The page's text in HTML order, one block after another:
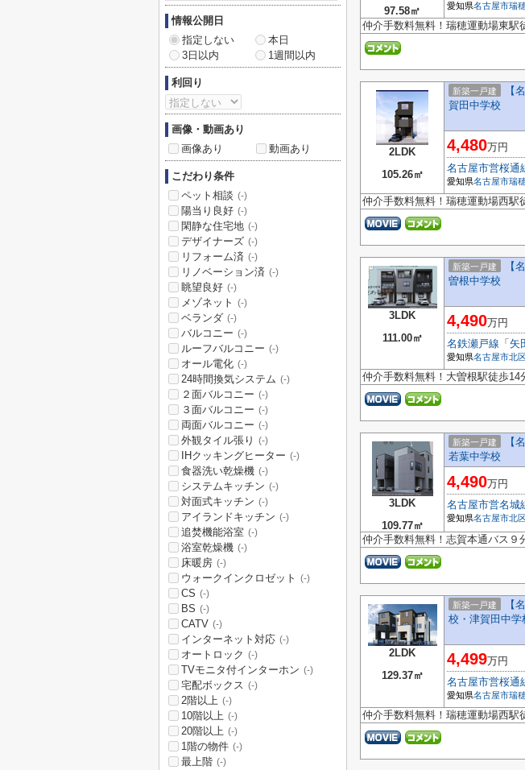
97.58㎡
愛知県名古屋市瑞
仲介手数料無料！瑞穂運動場東駅
2LDK
105.26㎡
新築一戸建
【
賀田中学校
4,480万円
名古屋市営桜通
愛知県名古屋市瑞
仲介手数料無料！瑞穂運動場西駅
3LDK
111.00㎡
新築一戸建
【
曽根中学校
4,490万円
名鉄瀬戸線 「 矢
愛知県名古屋市北
仲介手数料無料！大曽根駅徒歩
3LDK
109.77㎡
新築一戸建
【
若葉中学校
4,490万円
名古屋市営名城
愛知県名古屋市北
仲介手数料無料！志賀本通バス９
2LDK
129.37㎡
新築一戸建
【
校・津賀田中学
4,499万円
名古屋市営桜通
愛知県名古屋市瑞
仲介手数料無料！瑞穂運動場西駅
情報公開日
指定しない
本日
3日以内
1週間以内
利回り
画像・動画あり
画像あり
動画あり
こだわり条件
ペット相談 (-)
陽当り良好 (-)
閑静な住宅地 (-)
デザイナーズ (-)
リフォーム済 (-)
リノベーション済 (-)
眺望良好 (-)
メゾネット (-)
ベランダ (-)
バルコニー (-)
ルーフバルコニー (-)
オール電化 (-)
24時間換気システム (-)
２面バルコニー (-)
３面バルコニー (-)
両面バルコニー (-)
外観タイル張り (-)
IHクッキングヒーター (-)
食器洗い乾燥機 (-)
システムキッチン (-)
対面式キッチン (-)
アイランドキッチン (-)
追焚機能浴室 (-)
浴室乾燥機 (-)
床暖房 (-)
ウォークインクロゼット (-)
CS (-)
BS (-)
CATV (-)
インターネット対応 (-)
オートロック (-)
TVモニタ付インターホン (-)
宅配ボックス (-)
2階以上 (-)
10階以上 (-)
20階以上 (-)
1階の物件 (-)
最上階 (-)